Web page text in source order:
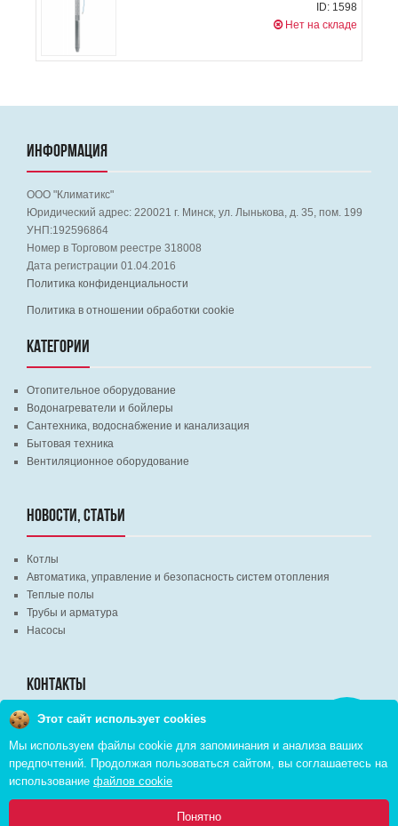
ID: 1598
Нет на складе
ИНФОРМАЦИЯ
ООО "Климатикс"
Юридический адрес: 220021 г. Минск, ул. Лынькова, д. 35, пом. 199
УНП:192596864
Номер в Торговом реестре 318008
Дата регистрации 01.04.2016
Политика конфиденциальности
Политика в отношении обработки cookie
КАТЕГОРИИ
Отопительное оборудование
Водонагреватели и бойлеры
Сантехника, водоснабжение и канализация
Бытовая техника
Вентиляционное оборудование
НОВОСТИ, СТАТЬИ
Котлы
Автоматика, управление и безопасность систем отопления
Теплые полы
Трубы и арматура
Насосы
КОНТАКТЫ
г. Минск, ВЦ "Экспобел", строительный рынок, павильон № 8c
г. Минск, ул. М. Лынькова, д. 35, пом. 199
+375 (29) 110-46-46 (А1)
+375 (29) 373-90-16 (A1)
Этот сайт использует cookies
Мы используем файлы cookie для запоминания и анализа ваших
предпочтений. Продолжая пользоваться сайтом, вы соглашаетесь на
использование файлов cookie
Понятно